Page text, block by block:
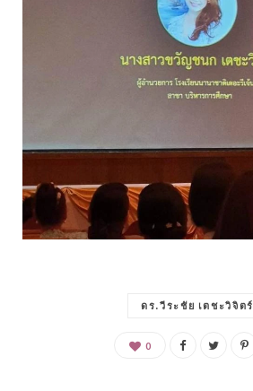
ดร.วีระชัย เตชะวิจิตร์
0